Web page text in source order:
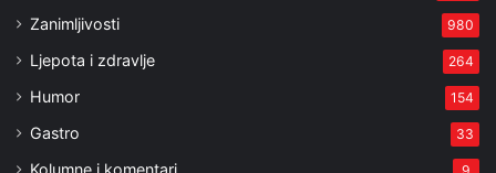
Zanimljivosti 980
Ljepota i zdravlje 264
Humor 154
Gastro 33